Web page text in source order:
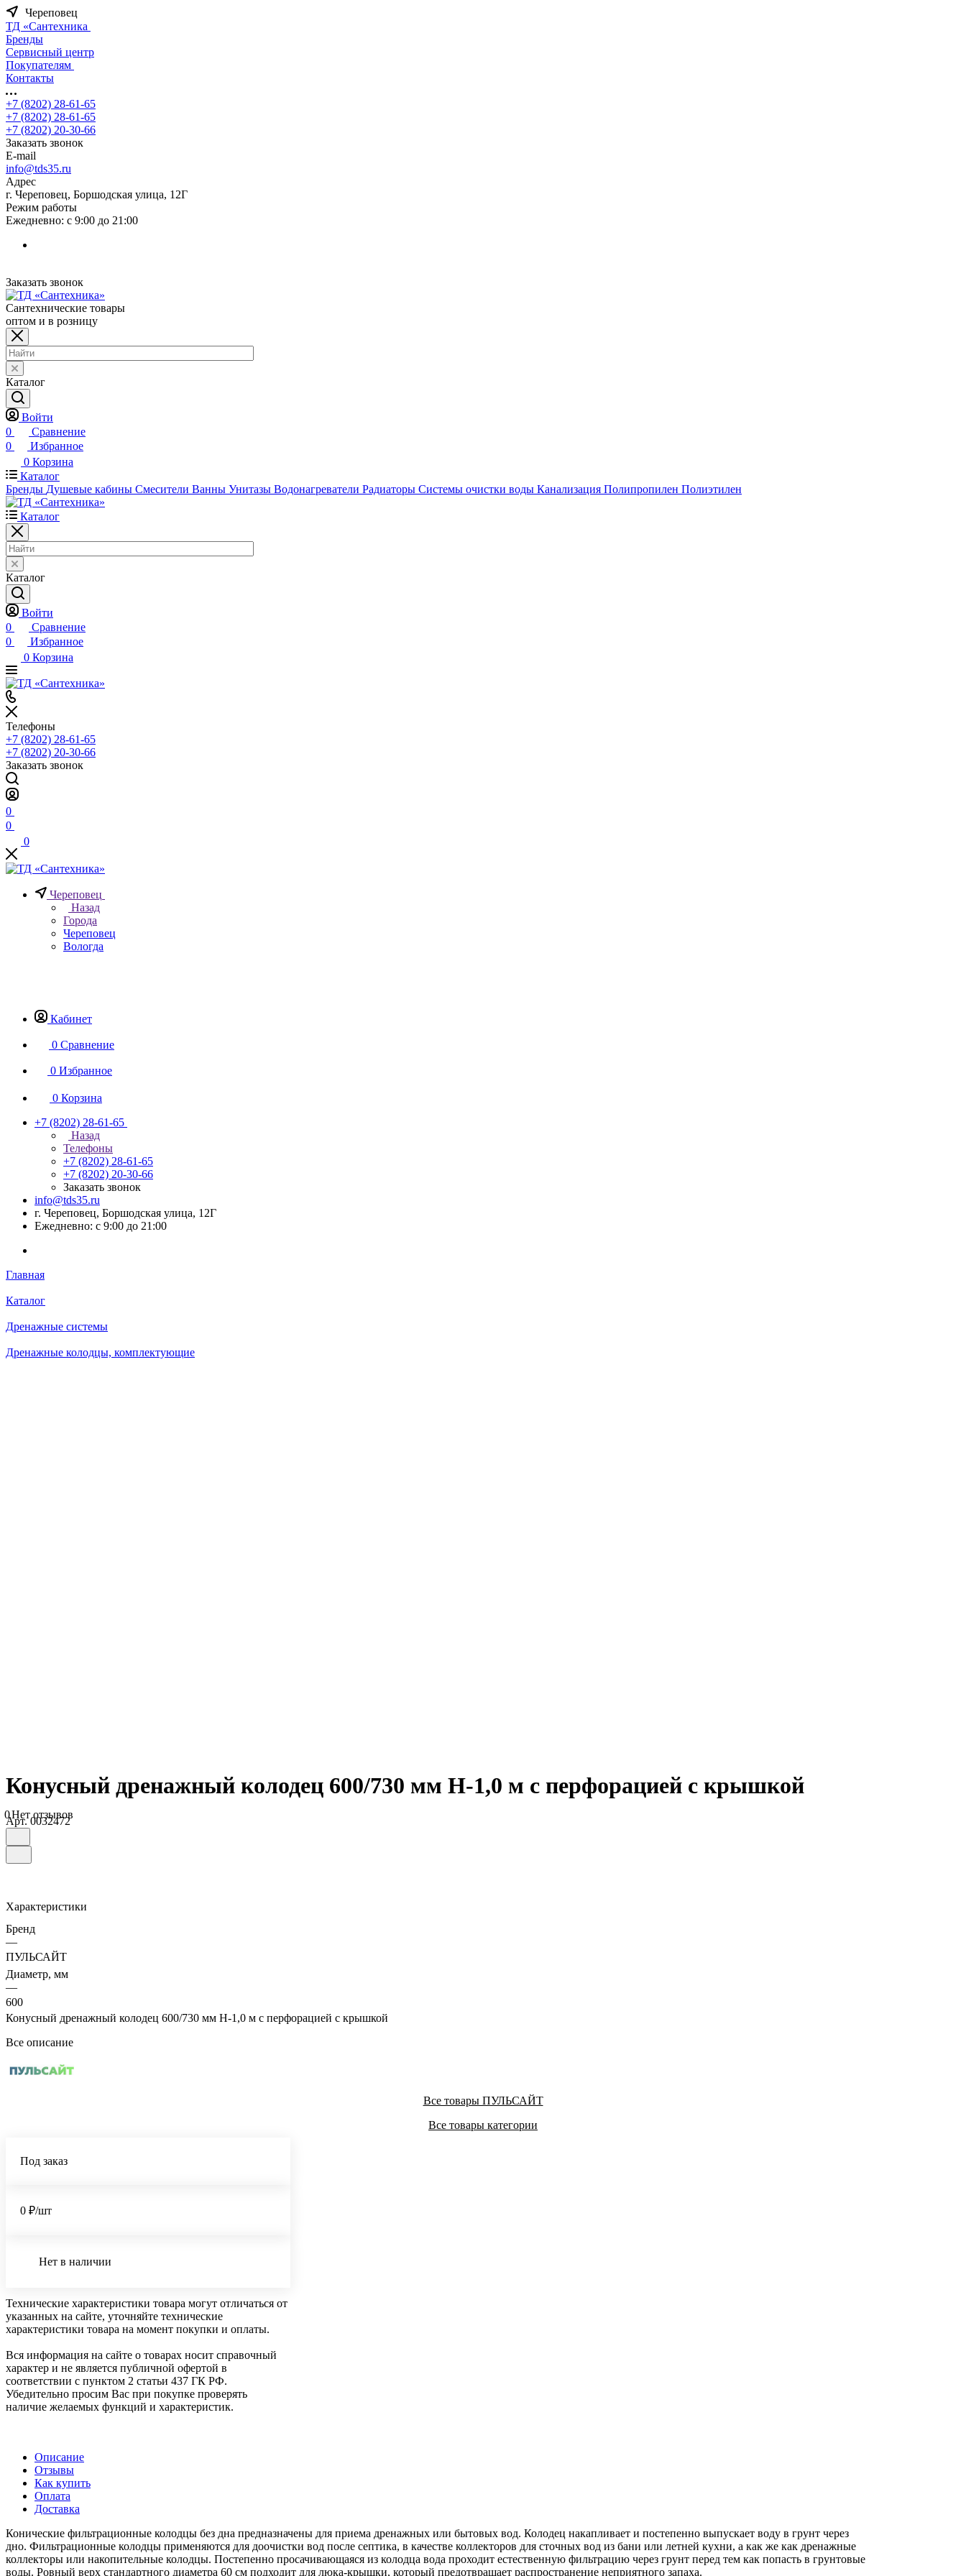
Череповец
ТД «Сантехника
Бренды
Сервисный центр
Покупателям
Контакты
+7 (8202) 28‑61-65
+7 (8202) 28‑61-65
+7 (8202) 20‑30-66
Заказать звонок
E-mail
info@tds35.ru
Адрес
г. Череповец, Боршодская улица, 12Г
Режим работы
Ежедневно: с 9:00 до 21:00
Заказать звонок
Сантехнические товары
оптом и в розницу
Каталог
Войти
0
Сравнение
0
Избранное
0 Корзина
Каталог
Бренды Душевые кабины Смесители Ванны Унитазы Водонагреватели Радиаторы Системы очистки воды Канализация Полипропилен Полиэтилен
Каталог
Каталог
Войти
0
Сравнение
0
Избранное
0 Корзина
Телефоны
+7 (8202) 28‑61-65
+7 (8202) 20‑30-66
Заказать звонок
0
0
0
Череповец
Назад
Города
Череповец
Вологда
Кабинет
0 Сравнение
0 Избранное
0 Корзина
+7 (8202) 28‑61-65
Назад
Телефоны
+7 (8202) 28‑61-65
+7 (8202) 20‑30-66
Заказать звонок
info@tds35.ru
г. Череповец, Боршодская улица, 12Г
Ежедневно: с 9:00 до 21:00
Главная
Каталог
Дренажные системы
Дренажные колодцы, комплектующие
Конусный дренажный колодец 600/730 мм Н-1,0 м с перфорацией с крышкой
0Нет отзывов
Арт.0032472
Характеристики
Бренд
—
ПУЛЬСАЙТ
Диаметр, мм
—
600
Конусный дренажный колодец 600/730 мм Н-1,0 м с перфорацией с крышкой
Все описание
Все товары ПУЛЬСАЙТ
Все товары категории
Под заказ
0 ₽/шт
Нет в наличии
Технические характеристики товара могут отличаться от
указанных на сайте, уточняйте технические
характеристики товара на момент покупки и оплаты.
Вся информация на сайте о товарах носит справочный
характер и не является публичной офертой в
соответствии с пунктом 2 статьи 437 ГК РФ.
Убедительно просим Вас при покупке проверять
наличие желаемых функций и характеристик.
Описание
Отзывы
Как купить
Оплата
Доставка
Конические фильтрационные колодцы без дна предназначены для приема дренажных или бытовых вод. Колодец накапливает и постепенно выпускает воду в грунт через
дно. Фильтрационные колодцы применяются для доочистки вод после септика, в качестве коллекторов для сточных вод из бани или летней кухни, а как же как дренажные
коллекторы или накопительные колодцы. Постепенно просачивающаяся из колодца вода проходит естественную фильтрацию через грунт перед тем как попасть в грунтовые
воды. Ровный верх стандартного диаметра 60 см подходит для люка-крышки, который предотвращает распространение неприятного запаха.